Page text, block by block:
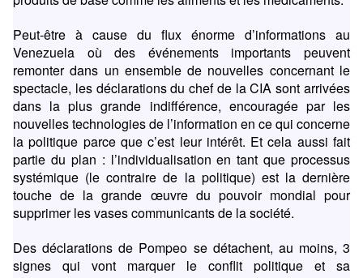
Peut-être à cause du flux énorme d’informations au
Venezuela où des événements importants peuvent
remonter dans un ensemble de nouvelles concernant le
spectacle, les déclarations du chef de la CIA sont arrivées
dans la plus grande indifférence, encouragée par les
nouvelles technologies de l’information en ce qui concerne
la politique parce que c’est leur intérêt. Et cela aussi fait
partie du plan : l’individualisation en tant que processus
systémique (le contraire de la politique) est la dernière
touche de la grande œuvre du pouvoir mondial pour
supprimer les vases communicants de la société.
Des déclarations de Pompeo se détachent, au moins, 3
signes qui vont marquer le conflit politique et sa